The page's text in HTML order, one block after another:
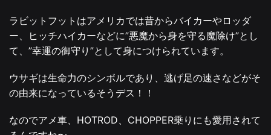
ラビットフットはアメリカでは昔からバイカーやロッダ
ー、ヒッチハイカーなどに”悪魔から身を守る魔除け”とし
て、”幸運の御守り”として身につけられています。
ウサギは生命力のシンボルであり、逃げ足の速さなどがそ
の由来になっているそうデス！！
なのでアメ車、HOTROD、CHOPPER乗りにも愛用されて